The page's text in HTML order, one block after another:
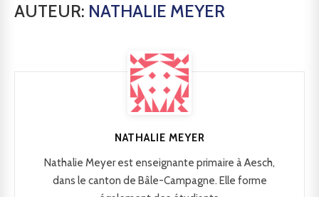
AUTEUR: NATHALIE MEYER
NATHALIE MEYER
Nathalie Meyer est enseignante primaire à Aesch,
dans le canton de Bâle-Campagne. Elle forme